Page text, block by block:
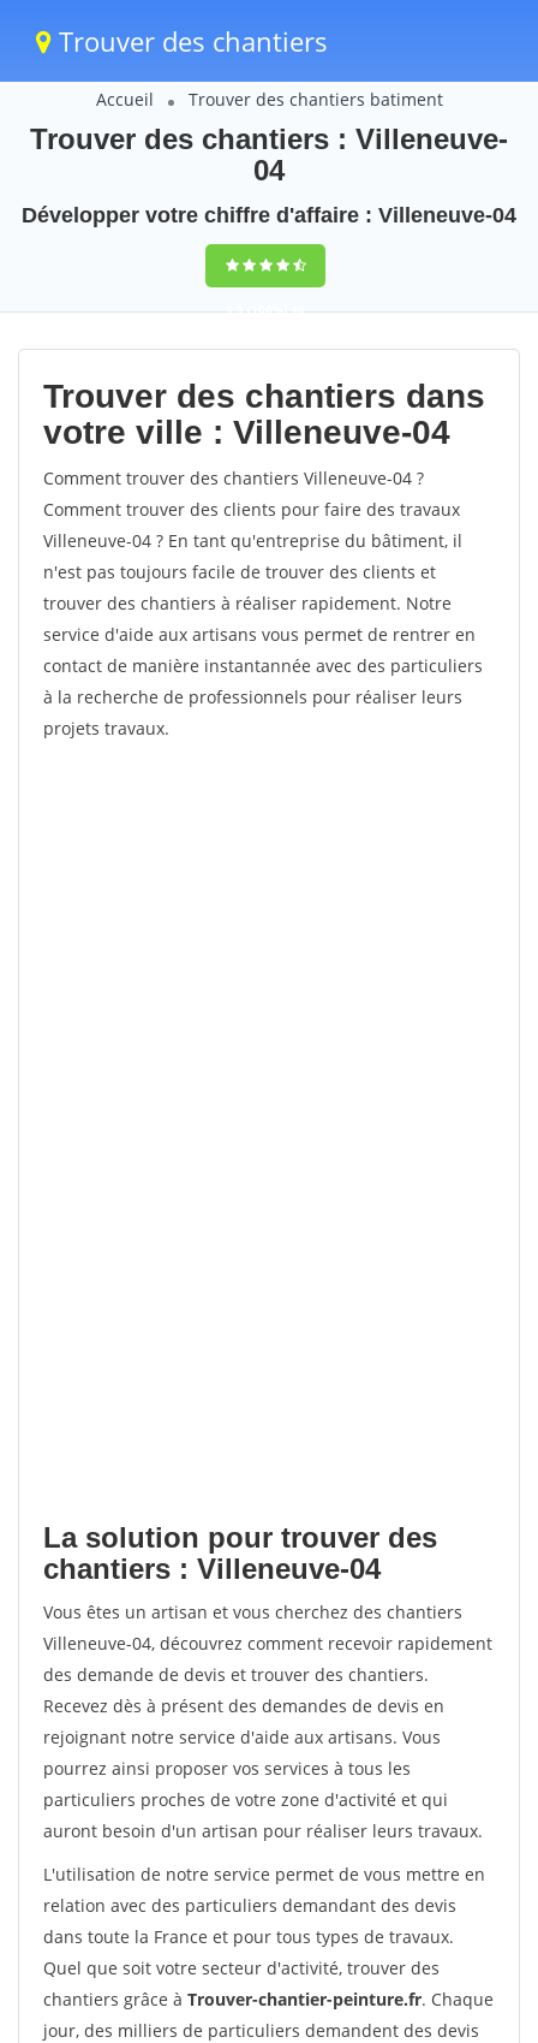
Trouver des chantiers
Accueil Trouver des chantiers batiment
Trouver des chantiers : Villeneuve-
04
Développer votre chiffre d'affaire : Villeneuve-04
9,5(100%)46
votes
Trouver des chantiers dans
votre ville : Villeneuve-04
Comment trouver des chantiers Villeneuve-04 ?
Comment trouver des clients pour faire des travaux
Villeneuve-04 ? En tant qu'entreprise du bâtiment, il
n'est pas toujours facile de trouver des clients et
trouver des chantiers à réaliser rapidement. Notre
service d'aide aux artisans vous permet de rentrer en
contact de manière instantannée avec des particuliers
à la recherche de professionnels pour réaliser leurs
projets travaux.
La solution pour trouver des
chantiers : Villeneuve-04
Vous êtes un artisan et vous cherchez des chantiers
Villeneuve-04, découvrez comment recevoir rapidement
des demande de devis et trouver des chantiers.
Recevez dès à présent des demandes de devis en
rejoignant notre service d'aide aux artisans. Vous
pourrez ainsi proposer vos services à tous les
particuliers proches de votre zone d'activité et qui
auront besoin d'un artisan pour réaliser leurs travaux.
L'utilisation de notre service permet de vous mettre en
relation avec des particuliers demandant des devis
dans toute la France et pour tous types de travaux.
Quel que soit votre secteur d'activité, trouver des
chantiers grâce à Trouver-chantier-peinture.fr. Chaque
jour, des milliers de particuliers demandent des devis